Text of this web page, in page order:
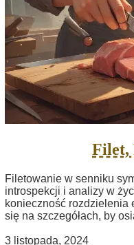
Filet,
Filetowanie w senniku
introspekcji i analizy w
konieczność rozdzielenia
się na szczegółach, by
3 listopada, 2024